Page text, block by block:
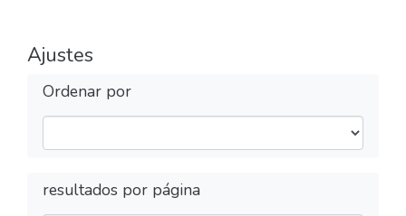
Ajustes
Ordenar por
resultados por página